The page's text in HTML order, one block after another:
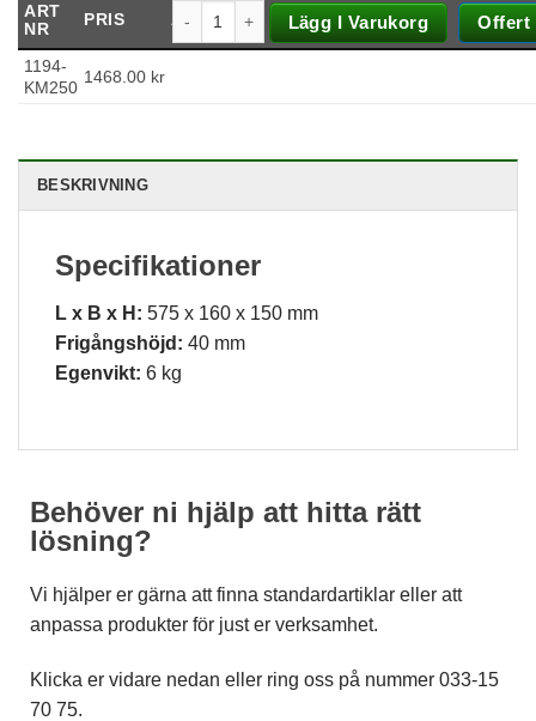
ART
NR
PRIS ANTAL
1194-
KM250
1468.00 kr
Lägg I Varukorg Offert
BESKRIVNING
Specifikationer
L x B x H: 575 x 160 x 150 mm
Frigångshöjd: 40 mm
Egenvikt: 6 kg
Behöver ni hjälp att hitta rätt
lösning?
Vi hjälper er gärna att finna standardartiklar eller att
anpassa produkter för just er verksamhet.
Klicka er vidare nedan eller ring oss på nummer 033-15
70 75.
Nödvändiga
går inte att
välja bort. De
hemsidan
över huvud
taget ska
fungera.
kunna
förbättra
hemsidans
och
uppbyggnad,
baserat på
hemsidan
används.